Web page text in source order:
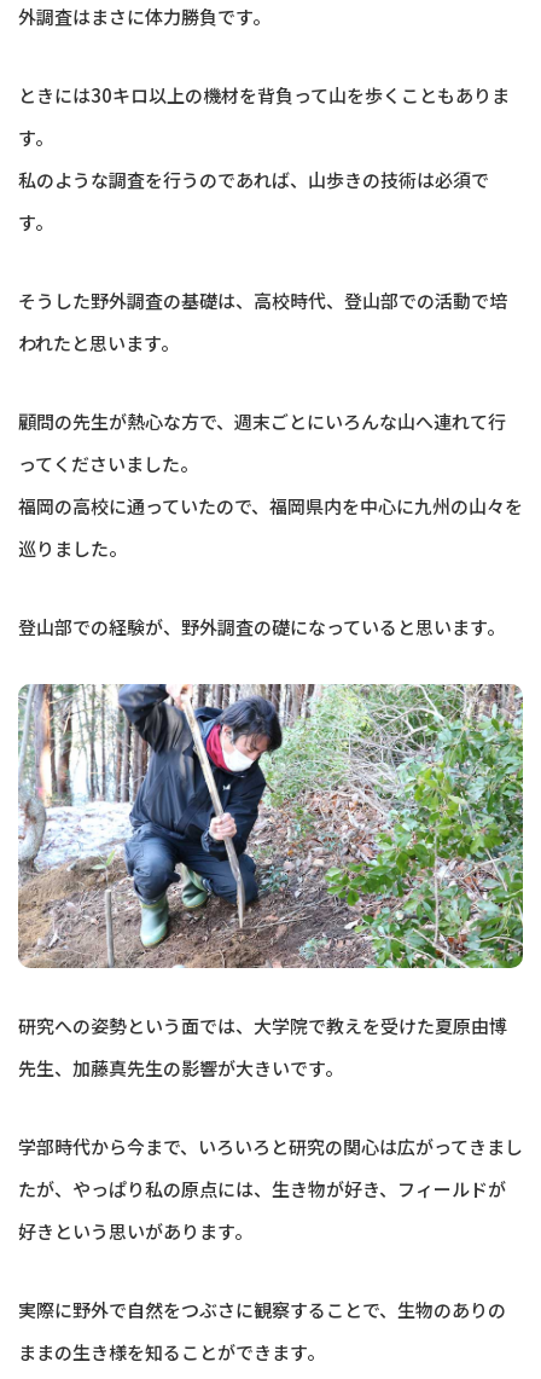
外調査はまさに体力勝負です。
ときには30キロ以上の機材を背負って山を歩くこともありま
す。
私のような調査を行うのであれば、山歩きの技術は必須で
す。
そうした野外調査の基礎は、高校時代、登山部での活動で培
われたと思います。
顧問の先生が熱心な方で、週末ごとにいろんな山へ連れて行
ってくださいました。
福岡の高校に通っていたので、福岡県内を中心に九州の山々を
巡りました。
登山部での経験が、野外調査の礎になっていると思います。
研究への姿勢という面では、大学院で教えを受けた夏原由博
先生、加藤真先生の影響が大きいです。
学部時代から今まで、いろいろと研究の関心は広がってきまし
たが、やっぱり私の原点には、生き物が好き、フィールドが
好きという思いがあります。
実際に野外で自然をつぶさに観察することで、生物のありの
ままの生き様を知ることができます。